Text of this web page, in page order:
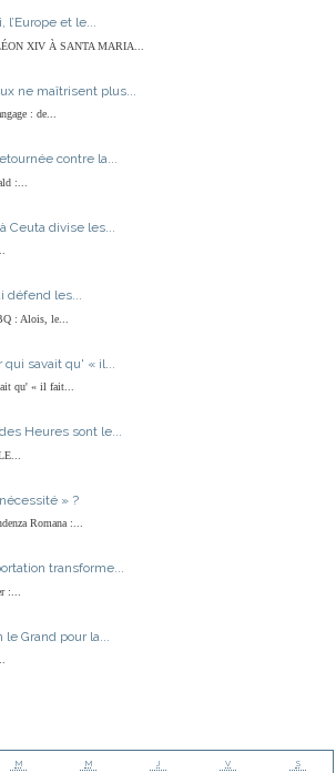
l’Europe et le...
XIV À SANTA MARIA...
ne maîtrisent plus...
: de...
contre la...
:...
Ceuta divise les...
défend les...
: Alois, le...
qui savait qu' « il...
qu' « il fait...
Heures sont le...
» ?
Romana :...
transforme...
:...
Grand pour la...
M M J V S